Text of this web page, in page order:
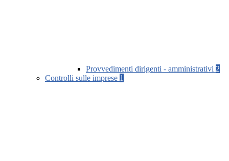
Provvedimenti dirigenti - amministrativi 2
Controlli sulle imprese 1